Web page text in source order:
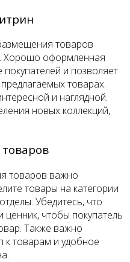
товаров
Хорошо оформленная
и позволяет
товарах.
и наглядной.
новых коллекций,
товаров важно
товары на категории
Убедитесь, что
чтобы покупатель
Также важно
к товарам и удобное